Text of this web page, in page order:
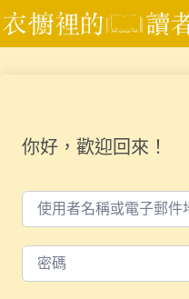
跳
至
你好，歡迎回來！